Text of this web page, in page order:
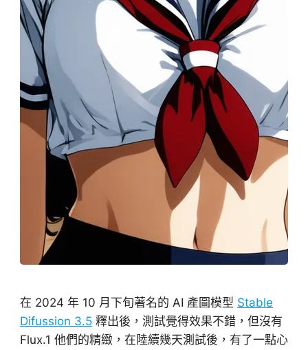
在 2024 年 10 月下旬著名的 AI 產圖模型 Stable
Difussion 3.5釋出後，測試覺得效果不錯，但沒有
Flux.1 他們的精緻，在陸續幾天測試後，有了一點心